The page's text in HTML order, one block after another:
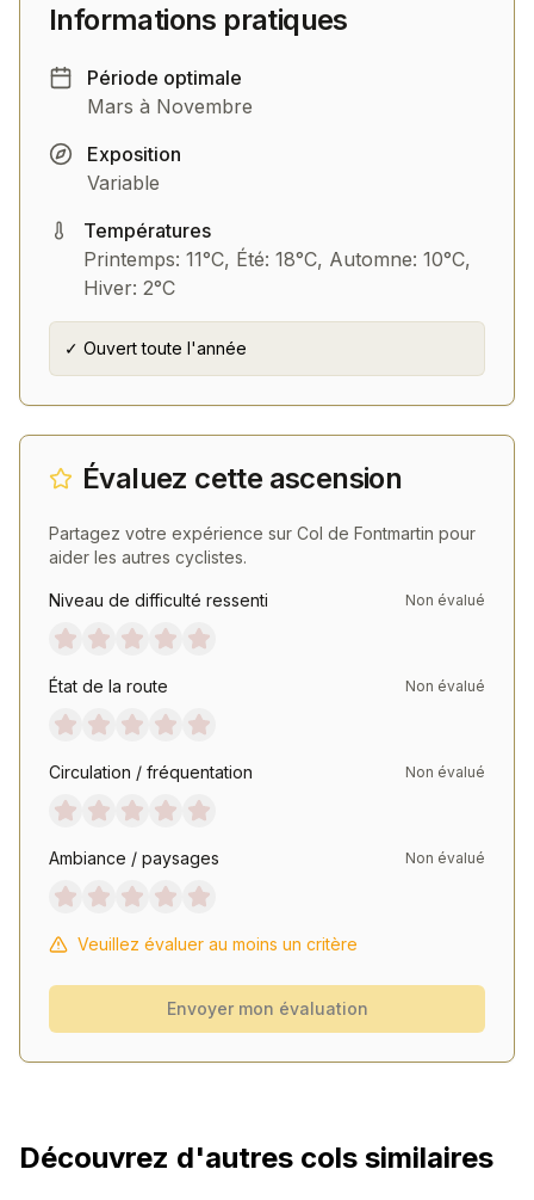
Informations pratiques
Période optimale
Mars à Novembre
Exposition
Variable
Températures
Printemps: 11°C, Été: 18°C, Automne: 10°C,
Hiver: 2°C
✓ Ouvert toute l'année
Évaluez cette ascension
Partagez votre expérience sur Col de Fontmartin pour
aider les autres cyclistes.
Niveau de difficulté ressenti Non évalué
État de la route Non évalué
Circulation / fréquentation Non évalué
Ambiance / paysages Non évalué
Veuillez évaluer au moins un critère
Envoyer mon évaluation
Découvrez d'autres cols similaires